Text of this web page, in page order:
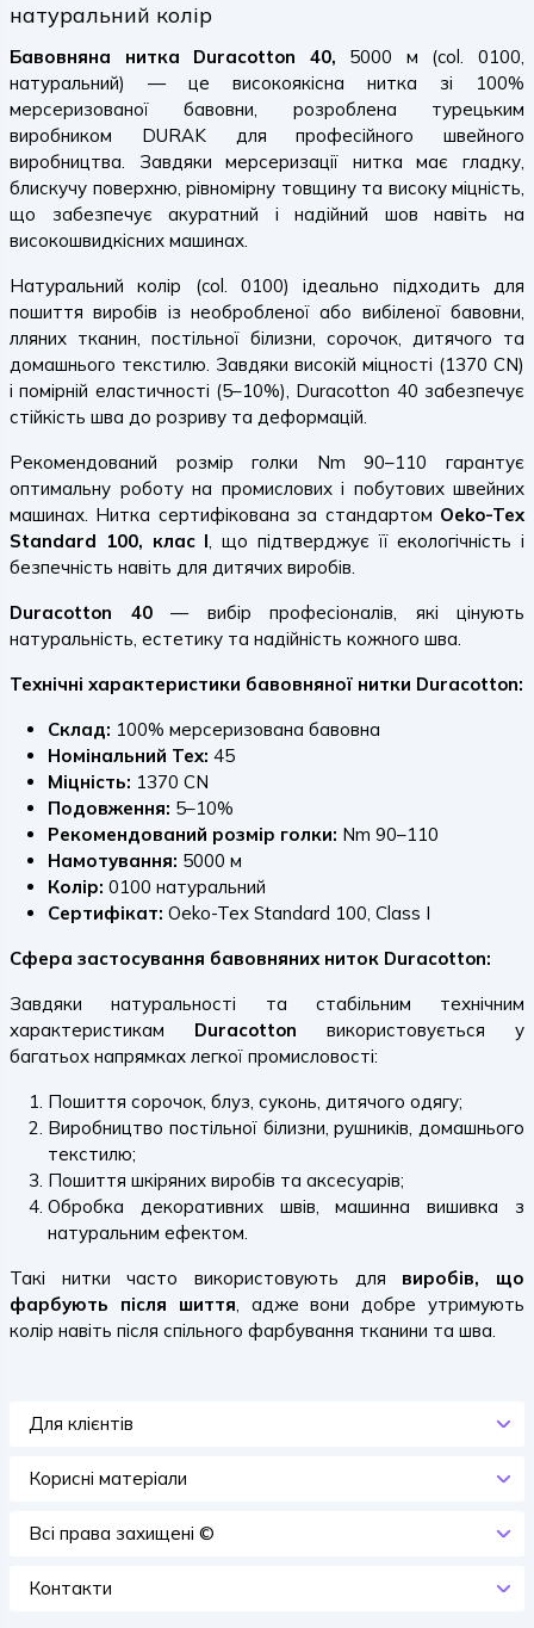
натуральний колір
Бавовняна нитка Duracotton 40, 5000 м (col. 0100,
натуральний) — це високоякісна нитка зі 100%
мерсеризованої бавовни, розроблена турецьким
виробником DURAK для професійного швейного
виробництва. Завдяки мерсеризації нитка має гладку,
блискучу поверхню, рівномірну товщину та високу міцність,
що забезпечує акуратний і надійний шов навіть на
високошвидкісних машинах.
Натуральний колір (col. 0100) ідеально підходить для
пошиття виробів із необробленої або вибіленої бавовни,
лляних тканин, постільної білизни, сорочок, дитячого та
домашнього текстилю. Завдяки високій міцності (1370 CN)
і помірній еластичності (5–10%), Duracotton 40 забезпечує
стійкість шва до розриву та деформацій.
Рекомендований розмір голки Nm 90–110 гарантує
оптимальну роботу на промислових і побутових швейних
машинах. Нитка сертифікована за стандартом Oeko-Tex
Standard 100, клас I, що підтверджує її екологічність і
безпечність навіть для дитячих виробів.
Duracotton 40— вибір професіоналів, які цінують
натуральність, естетику та надійність кожного шва.
Технічні характеристики бавовняної нитки Duracotton:
Склад: 100% мерсеризована бавовна
Номінальний Tex: 45
Міцність: 1370 CN
Подовження: 5–10%
Рекомендований розмір голки: Nm 90–110
Намотування: 5000 м
Колір: 0100 натуральний
Сертифікат: Oeko-Tex Standard 100, Class I
Сфера застосування бавовняних ниток Duracotton:
Завдяки натуральності та стабільним технічним
характеристикам Duracotton використовується у
багатьох напрямках легкої промисловості:
Пошиття сорочок, блуз, суконь, дитячого одягу;
Виробництво постільної білизни, рушників, домашнього
текстилю;
Пошиття шкіряних виробів та аксесуарів;
Обробка декоративних швів, машинна вишивка з
натуральним ефектом.
Такі нитки часто використовують для виробів, що
фарбують після шиття, адже вони добре утримують
колір навіть після спільного фарбування тканини та шва.
Для клієнтів
Корисні матеріали
Всi права захищенi ©
Контакти